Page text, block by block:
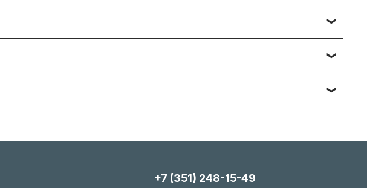
+7 (351) 248-15-49